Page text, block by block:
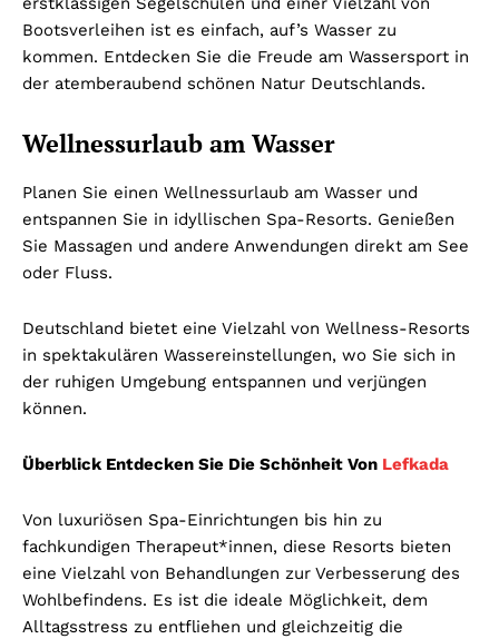
Bootsverleihen ist es einfach, auf’s Wasser zu
kommen. Entdecken Sie die Freude am Wassersport in
der atemberaubend schönen Natur Deutschlands.
Wellnessurlaub am Wasser
Planen Sie einen Wellnessurlaub am Wasser und
entspannen Sie in idyllischen Spa-Resorts. Genießen
Sie Massagen und andere Anwendungen direkt am See
oder Fluss.
Deutschland bietet eine Vielzahl von Wellness-Resorts
in spektakulären Wassereinstellungen, wo Sie sich in
der ruhigen Umgebung entspannen und verjüngen
können.
Überblick Entdecken Sie Die Schönheit Von Lefkada
Von luxuriösen Spa-Einrichtungen bis hin zu
fachkundigen Therapeut*innen, diese Resorts bieten
eine Vielzahl von Behandlungen zur Verbesserung des
Wohlbefindens. Es ist die ideale Möglichkeit, dem
Alltagsstress zu entfliehen und gleichzeitig die